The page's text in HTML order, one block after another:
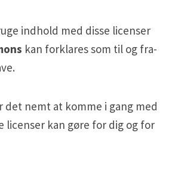
indhold med disse licenser
kan forklares som til og fra-
det nemt at komme i gang med
licenser kan gøre for dig og for